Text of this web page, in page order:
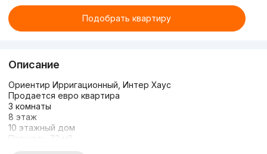
Подобрать квартиру
Описание
Ориентир Ирригационный, Интер Хаус
Продается евро квартира
3 комнаты
8 этаж
10 этажный дом
Площадь 73 м2